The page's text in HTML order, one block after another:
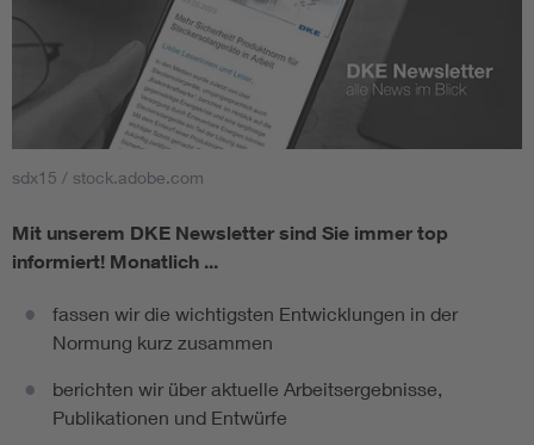
sdx15 / stock.adobe.com
Mit unserem DKE Newsletter sind Sie immer top
informiert! Monatlich ...
fassen wir die wichtigsten Entwicklungen in der
Normung kurz zusammen
berichten wir über aktuelle Arbeitsergebnisse,
Publikationen und Entwürfe